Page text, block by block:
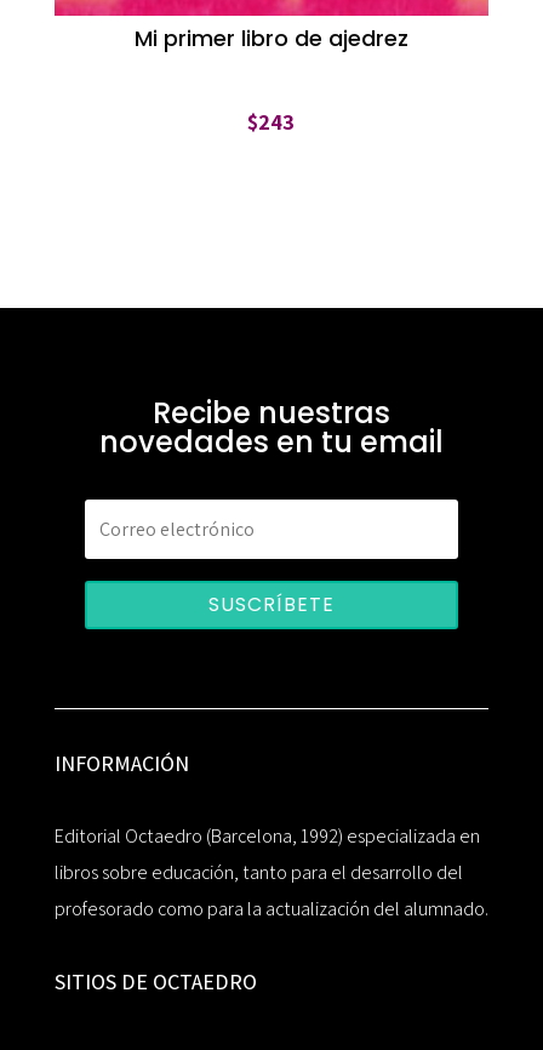
Mi primer libro de ajedrez
$243
Recibe nuestras
novedades en tu email
SUSCRÍBETE
INFORMACIÓN
Editorial Octaedro (Barcelona, 1992) especializada en
libros sobre educación, tanto para el desarrollo del
profesorado como para la actualización del alumnado.
SITIOS DE OCTAEDRO